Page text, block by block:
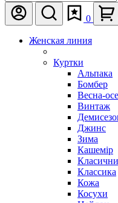
0
Женская линия
Куртки
Альпака
Бомбер
Весна-
Винтаж
Джинс
Зима
Кашемір
Классика
Кожа
Косухи